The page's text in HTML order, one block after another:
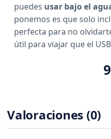
puedes usar bajo el
ponemos es que solo
perfecta para no
útil para viajar que el
Valoraciones (0)